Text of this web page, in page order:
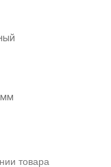
мм
товара